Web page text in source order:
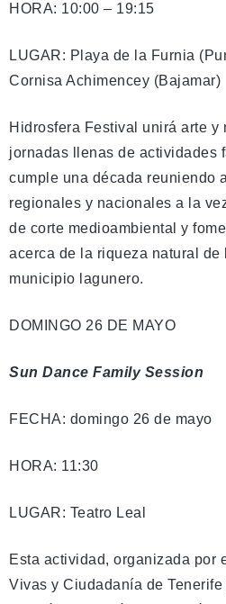
HORA: 10:00 – 19:15
LUGAR: Playa de la Furnia
Cornisa Achimencey (Bajamar)
Hidrosfera Festival unirá arte y
jornadas llenas de actividades
cumple una década reuniendo
regionales y nacionales a la
de corte medioambiental y
acerca de la riqueza natural de
municipio lagunero.
DOMINGO 26 DE MAYO
Sun Dance Family Session
FECHA: domingo 26 de mayo
HORA: 11:30
LUGAR: Teatro Leal
Esta actividad, organizada por
Vivas y Ciudadanía de